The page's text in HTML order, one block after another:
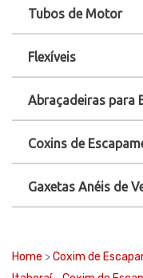
Tubos de Motor
Flexíveis
Abraçadeiras para
Coxins de
Gaxetas Anéis de
Home >Coxim de